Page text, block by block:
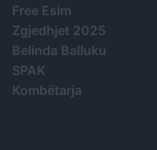
Free Esim
Zgjedhjet 2025
Belinda Balluku
SPAK
Kombëtarja